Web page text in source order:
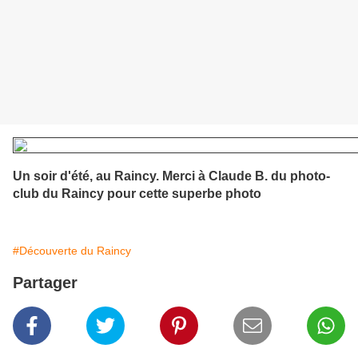
Un soir d'été, au Raincy. Merci à Claude B. du photo-
club du Raincy pour cette superbe photo
#Découverte du Raincy
Partager